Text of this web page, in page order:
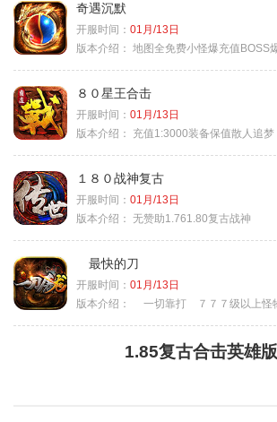
奇遇沉默
开服时间： 01月/13日
版本介绍： 地图全免费小怪爆充值BOSS
８０星王合击
开服时间： 01月/13日
版本介绍：
充值1:3000装备保值散人追梦
１８０战神复古
开服时间： 01月/13日
版本介绍： 无赞助1.761.80复古战神
最快的刀
开服时间： 01月/13日
版本介绍：
一切靠打 ７７７级以上怪物
1.85复古合击英雄版